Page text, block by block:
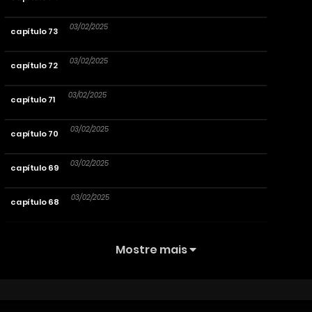
capítulo 73 03/02/2025
capítulo 72 03/02/2025
capítulo 71 03/02/2025
capítulo 70 03/02/2025
capítulo 69 03/02/2025
capítulo 68 03/02/2025
Mostre mais